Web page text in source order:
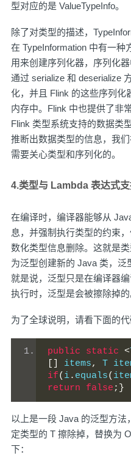
型对应的是 ValueTypeInfo。
除了对类型的描述，
在 TypeInformation 中有一种
用来创建序列化器，序列化
通过 serialize 和 deserialize
化，并且 Flink 的这些序列化
内存中。Flink 中也提供了非
Flink 类型系统支持的数据类
推断出数据类型的信息，我
需要关心类型和序列化的。
4.类型与 Lambda 表达式
在编译时，编译器能够从
息，并强制执行类型的约束
数化类型信息删除。这就是
为泛型创建新的 Java 类，
就是说，泛型只是在编译器
执行时，泛型是会被擦除掉的
为了全球说明，请看下面的代
public static <
items, T
if( i. equals(
return
false ;}
以上是一段 Java 的泛型方
定类型的 T 擦除掉，替换为
下：